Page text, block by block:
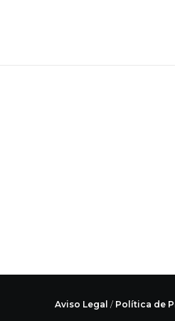
Aviso Legal / Política de